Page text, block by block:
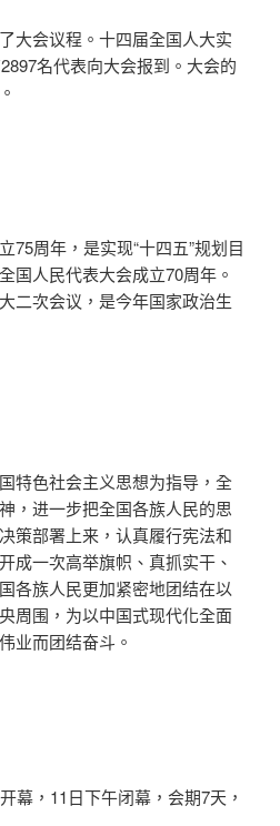
大会议程。十四届全国人大实
名代表向大会报到。大会的
75周年，是实现“十四五”规划目
国人民代表大会成立70周年。
二次会议，是今年国家政治生
特色社会主义思想为指导，全
，进一步把全国各族人民的思
策部署上来，认真履行宪法和
成一次高举旗帜、真抓实干、
各族人民更加紧密地团结在以
周围，为以中国式现代化全面
业而团结奋斗。
幕，11日下午闭幕，会期7天，